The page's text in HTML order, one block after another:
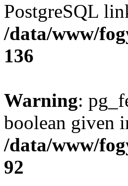
PostgreSQL
/data/www/
136
Warning:
boolean given
/data/www/
92